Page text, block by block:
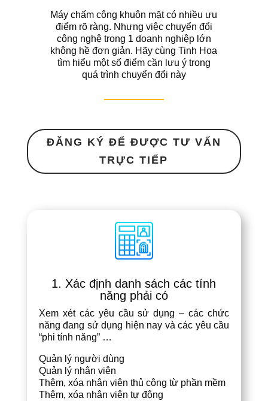
Máy chấm công khuôn mặt có nhiều ưu
điểm rõ ràng. Nhưng việc chuyển đổi
công nghệ trong 1 doanh nghiệp lớn
không hề đơn giản. Hãy cùng Tinh Hoa
tìm hiểu một số điểm cần lưu ý trong
quá trình chuyển đổi này
ĐĂNG KÝ ĐỂ ĐƯỢC TƯ VẤN
TRỰC TIẾP
1. Xác định danh sách các tính
năng phải có
Xem xét các yêu cầu sử dụng – các chức
năng đang sử dụng hiện nay và các yêu cầu
“phi tính năng” …
Quản lý người dùng
Quản lý nhân viên
Thêm, xóa nhân viên thủ công từ phần mềm
Thêm, xóa nhân viên tự động